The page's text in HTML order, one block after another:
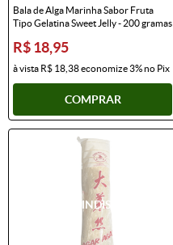
Bala de Alga Marinha Sabor Fruta
Tipo Gelatina Sweet Jelly - 200 gramas
R$ 18,95
à vista R$ 18,38economize3%no Pix
COMPRAR